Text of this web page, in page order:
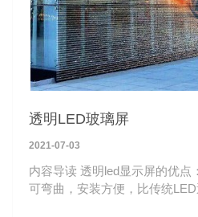
透明LED玻璃屏
2021-07-03
内容导读 透明led显示屏的优点：高通透率，轻巧超薄，
可弯曲，安装方便，比传统